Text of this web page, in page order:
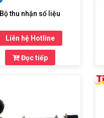
Bộ thu nhận số liệu
Liên hệ Hotline
Đọc tiếp